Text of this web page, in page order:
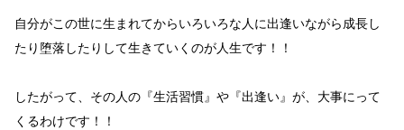
自分がこの世に生まれてからいろいろな人に出逢いながら成長し
たり堕落したり して生きていくのが人生です！！
したがって、その人の 『生活習慣』 や 『出逢い』 が、大事にって
くるわけです！！